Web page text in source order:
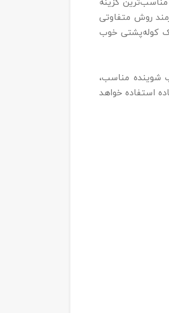
روش متفاوتی
کوله‌پشتی خوب
شوینده مناسب،
استفاده خواهد